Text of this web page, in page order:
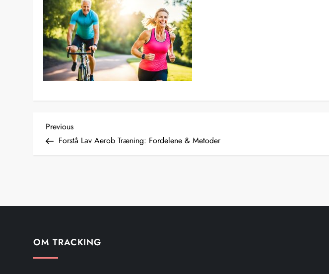
I
l
g
Previous
Post
Previous
Forstå Lav Aerob Træning: Fordelene & Metoder
OM TRACKING